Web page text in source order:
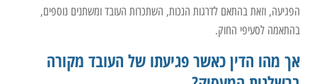
הפגיעה, וזאת בהתאם לדרגות הנכות, השתכרות העובד ומשתנים נוספים,
בהתאמה לסעיפי החוק.
אך מהו הדין כאשר פגיעתו של העובד מקורה